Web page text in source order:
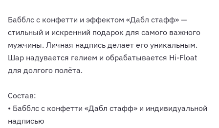
Бабблс с конфетти и эффектом «Дабл стафф» —
стильный и искренний подарок для самого важного
мужчины. Личная надпись делает его уникальным.
Шар надувается гелием и обрабатывается Hi-Float
для долгого полёта.
Состав:
• Бабблс с конфетти «Дабл стафф» и индивидуальной
надписью